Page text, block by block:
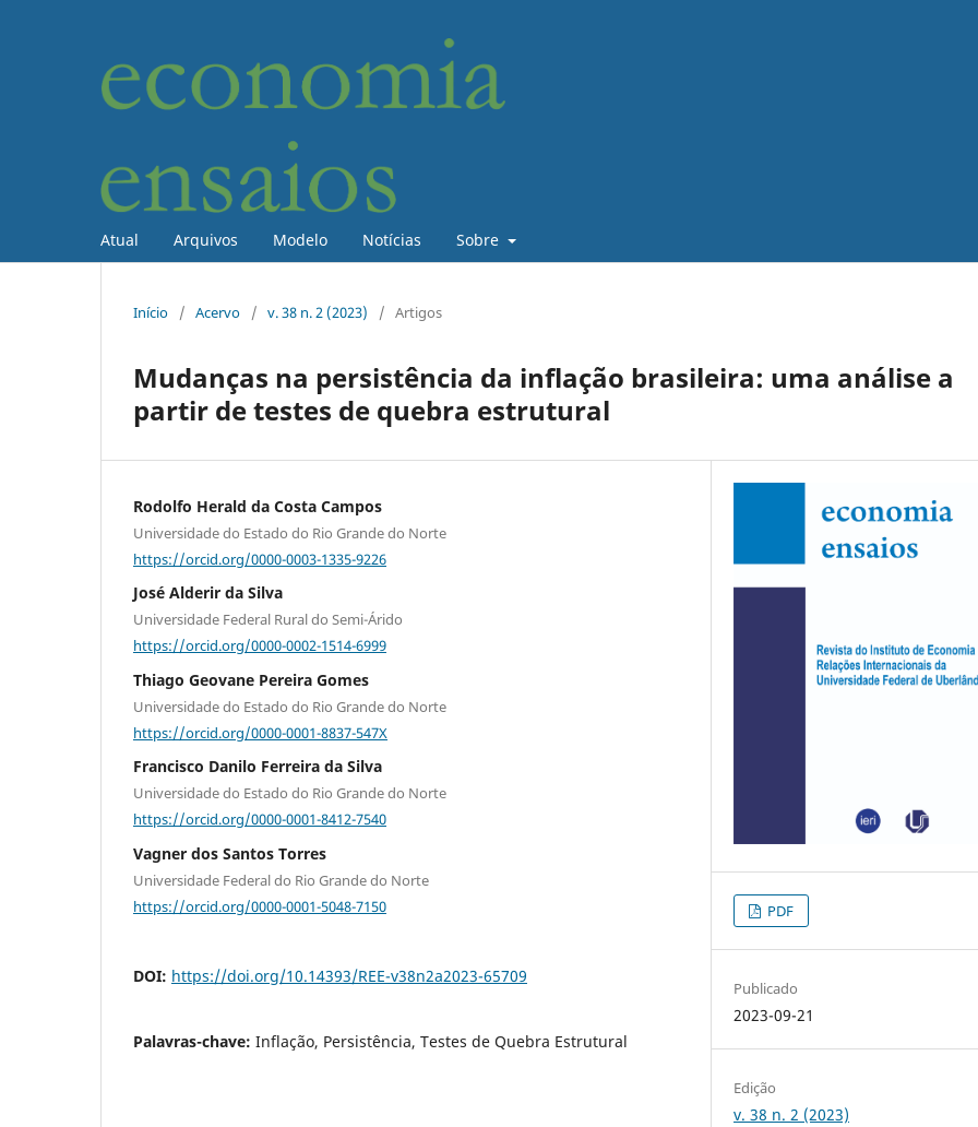
Atual Arquivos Modelo Notícias Sobre
Início / Acervo / v. 38 n. 2 (2023) / Artigos
Mudanças na persistência da inflação brasileira: uma análise a
partir de testes de quebra estrutural
Rodolfo Herald da Costa Campos
Universidade do Estado do Rio Grande do Norte
https://orcid.org/0000-0003-1335-9226
José Alderir da Silva
Universidade Federal Rural do Semi-Árido
https://orcid.org/0000-0002-1514-6999
Thiago Geovane Pereira Gomes
Universidade do Estado do Rio Grande do Norte
https://orcid.org/0000-0001-8837-547X
Francisco Danilo Ferreira da Silva
Universidade do Estado do Rio Grande do Norte
https://orcid.org/0000-0001-8412-7540
Vagner dos Santos Torres
Universidade Federal do Rio Grande do Norte
https://orcid.org/0000-0001-5048-7150
DOI: https://doi.org/10.14393/REE-v38n2a2023-65709
Palavras-chave: Inflação, Persistência, Testes de Quebra Estrutural
PDF
Publicado
2023-09-21
Edição
v. 38 n. 2 (2023)